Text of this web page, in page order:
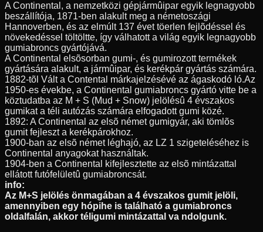
A Continental, a nemzetközi gépjármûipar egyik legnagyobb
beszállítója, 1871-ben alakult meg a németoszági
Hannoverben, és az elmúlt 137 évet töerlen fejlõdéssel és
növekedéssel töltöltte, így válhatott a világ egyik legnagyobb
gumiabroncs gyártójává.
A Continental elsõsorban gumi-, és gumirozott termékek
gyártására alakult, a jármûipar, és kerékpár gyártás számára.
1882-tõl Vált a Contental márkajelzésévé az ágaskodó ló.Az
1950-es évekbe, a Continental gumiabroncs gyártó vitte be a
köztudatba az M + S (Mud + Snow) jelölésû 4 évszakos
gumikat a téli autózás számára elfogadott gumi közé.
1892: A Continental az elsõ német gumigyár, aki tömlõs
gumit fejleszt a kerékpárokhoz.
1900-ban az elsõ német léghajó, az LZ 1 szigeteléséhez is
Continental anyagokat használtak.
1904-ben a Continental kifejlesztette az elsõ mintázattal
ellátott futófelületû gumiabroncsát.
info:
Az M+S jelölés önmagában a 4 évszakos gumit jelöli,
amennyiben egy hópihe is található a gumiabroncs
oldalfalán, akkor téligumi mintázattal va ndolgunk.